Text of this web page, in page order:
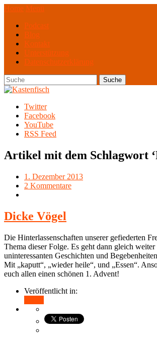
Home Menü
Podcast
Blog
Kontakt
Unterstützung
Datenschutzerklärung
Twitter
Facebook
YouTube
RSS Feed
Artikel mit dem Schlagwort ‘
1. Dezember 2013
2 Kommentare
Dicke Vögel
Die Hinterlassenschaften unserer gefiederten
Thema dieser Folge. Es geht dann gleich
uninteressanten Geschichten und
Mit „kaputt“, „wieder heile“, und „Essen“.
euch allen einen schönen 1. Advent!
Veröffentlicht in: